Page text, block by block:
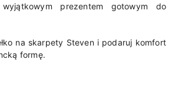
prezentem gotowym do
na skarpety Steven i podaruj komfort
formę.